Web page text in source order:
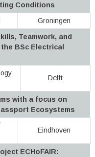
Conditions
Groningen
Teamwork, and
BSc Electrical
Delft
with a focus on
Ecosystems
Eindhoven
ECHoFAIR: